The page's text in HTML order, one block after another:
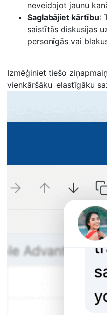
neveidojot jaunu
Saglabājiet kārtību:
saistītās diskusijas
personīgās vai
Izmēģiniet tiešo
vienkāršāku, elastīgāku